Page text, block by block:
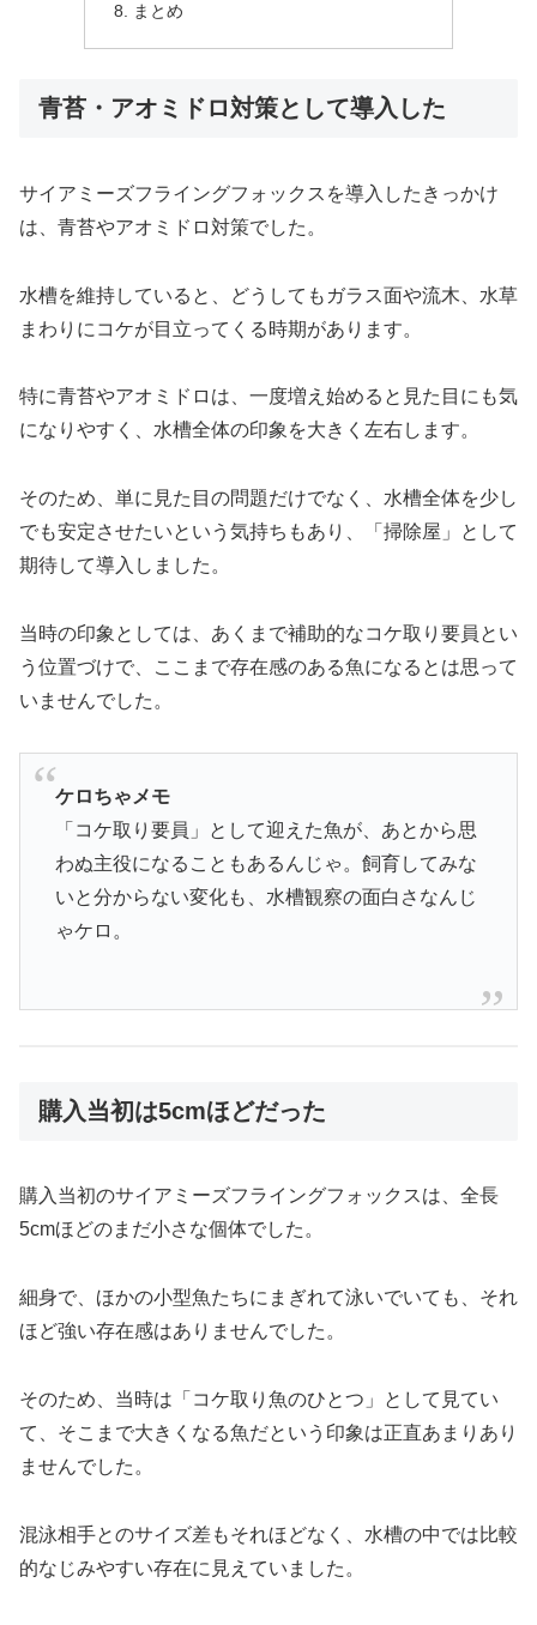
まとめ
青苔・アオミドロ対策として導入した
サイアミーズフライングフォックスを導入したきっかけ
は、青苔やアオミドロ対策でした。
水槽を維持していると、どうしてもガラス面や流木、水草
まわりにコケが目立ってくる時期があります。
特に青苔やアオミドロは、一度増え始めると見た目にも気
になりやすく、水槽全体の印象を大きく左右します。
そのため、単に見た目の問題だけでなく、水槽全体を少し
でも安定させたいという気持ちもあり、「掃除屋」として
期待して導入しました。
当時の印象としては、あくまで補助的なコケ取り要員とい
う位置づけで、ここまで存在感のある魚になるとは思って
いませんでした。
ケロちゃメモ
「コケ取り要員」として迎えた魚が、あとから思
わぬ主役になることもあるんじゃ。飼育してみな
いと分からない変化も、水槽観察の面白さなんじ
ゃケロ。
購入当初は5cmほどだった
購入当初のサイアミーズフライングフォックスは、全長
5cmほどのまだ小さな個体でした。
細身で、ほかの小型魚たちにまぎれて泳いでいても、それ
ほど強い存在感はありませんでした。
そのため、当時は「コケ取り魚のひとつ」として見てい
て、そこまで大きくなる魚だという印象は正直あまりあり
ませんでした。
混泳相手とのサイズ差もそれほどなく、水槽の中では比較
的なじみやすい存在に見えていました。